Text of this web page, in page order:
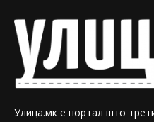
Улица.мк е портал што